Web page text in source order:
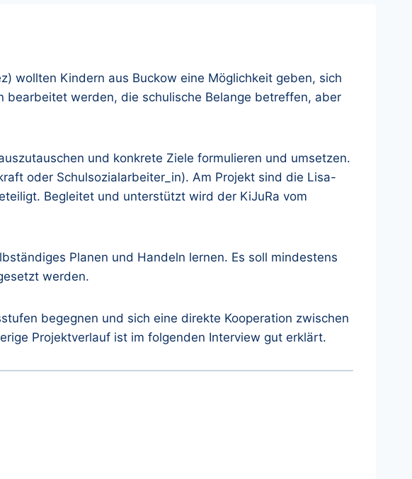
wollten Kindern aus Buckow eine Möglichkeit geben, sich
bearbeitet werden, die schulische Belange betreffen, aber
und konkrete Ziele formulieren und umsetzen.
oder Schulsozialarbeiter_in). Am Projekt sind die Lisa-
Begleitet und unterstützt wird der KiJuRa vom
Planen und Handeln lernen. Es soll mindestens
werden.
begegnen und sich eine direkte Kooperation zwischen
Projektverlauf ist im folgenden Interview gut erklärt.